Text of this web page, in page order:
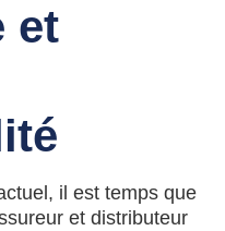
et
il est temps que
et distributeur